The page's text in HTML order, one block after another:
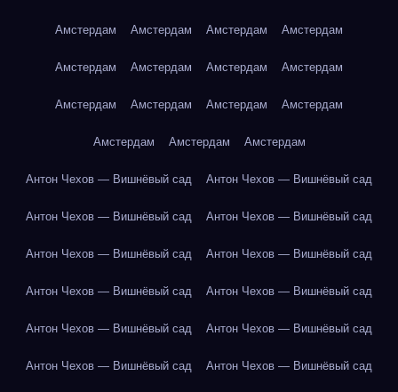
Амстердам Амстердам Амстердам Амстердам
Амстердам Амстердам Амстердам Амстердам
Амстердам Амстердам Амстердам Амстердам
Амстердам Амстердам Амстердам
Антон Чехов — Вишнёвый сад Антон Чехов — Вишнёвый сад
Антон Чехов — Вишнёвый сад Антон Чехов — Вишнёвый сад
Антон Чехов — Вишнёвый сад Антон Чехов — Вишнёвый сад
Антон Чехов — Вишнёвый сад Антон Чехов — Вишнёвый сад
Антон Чехов — Вишнёвый сад Антон Чехов — Вишнёвый сад
Антон Чехов — Вишнёвый сад Антон Чехов — Вишнёвый сад